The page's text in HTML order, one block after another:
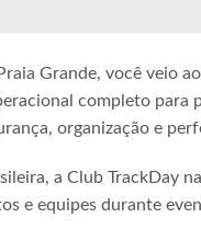
Grande, você veio
completo para
organização e
a Club TrackDay
e equipes durante